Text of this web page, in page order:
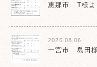
恵那市 T様よ
2026.08.06
一宮市 島田